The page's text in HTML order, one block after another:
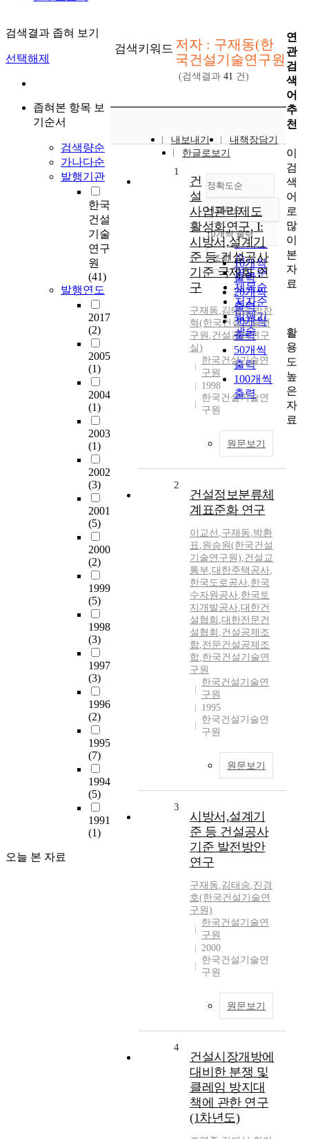
검색결과 좁혀 보기
선택해제
좁혀본 항목 보
기순서
검색량순
가나다순
발행기관
한국
건설
기술
연구
원
(41)
발행연도
2017
(2)
2005
(1)
2004
(1)
2003
(1)
2002
(3)
2001
(5)
2000
(2)
1999
(5)
1998
(3)
1997
(3)
1996
(2)
1995
(7)
1994
(5)
1991
(1)
오늘 본 자료
검색키워드 저자 : 구재동(한
국건설기술연구원
(검색결과 41 건)
내보내기
내책장담기
한글로보기
정확도순
정확도
순
인기도
순
연도순
제목순
저자순
발행기
관순
내림차순
내림차순
10개씩 출력
10개씩
출력
20개씩
출력
30개씩
출력
50개씩
출력
100개씩
출력
조회
1
건
설
사업관리제도
활성화연구, I:
시방서,설계기
준 등 건설공사
기준 국제화 연
구
구재동,김태송,박찬
혁(한국건설기술연
구원 ,건설관리연구
실)
한국건설기술연
구원
1998
한국건설기술연
구원
원문보기
2
건설정보분류체
계표준화 연구
이교선 ,구재동,박환
표,원승원(한국건설
기술연구원),건설교
통부,대한주택공사,
한국도로공사,한국
수자원공사,한국토
지개발공사,대한건
설협회 ,대한전문건
설협회 ,건설공제조
합,전문건설공제조
합,한국건설기술연
구원
한국건설기술연
구원
1995
한국건설기술연
구원
원문보기
3
시방서,설계기
준 등 건설공사
기준 발전방안
연구
구재동,김태송,진경
호(한국건설기술연
구원)
한국건설기술연
구원
2000
한국건설기술연
구원
원문보기
4
건설시장개방에
대비한 분쟁 및
클레임 방지대
책에 관한 연구
(1차년도)
연
관
검
색
어
추
천
이
검
색
어
로
많
이
본
자
료
활
용
도
높
은
자
료